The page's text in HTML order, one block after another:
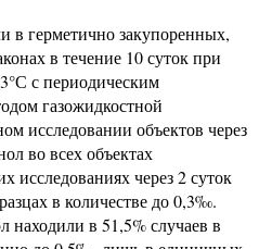
в герметично закупоренных,
в течение 10 суток при
с периодическим
газожидкостной
исследовании объектов через
во всех объектах
исследованиях через 2 суток
в количестве до 0,3‰.
находили в 51,5% случаев в